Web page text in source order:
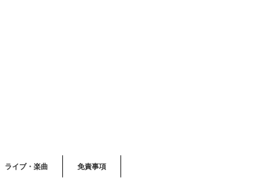
ライブ・楽曲 免責事項